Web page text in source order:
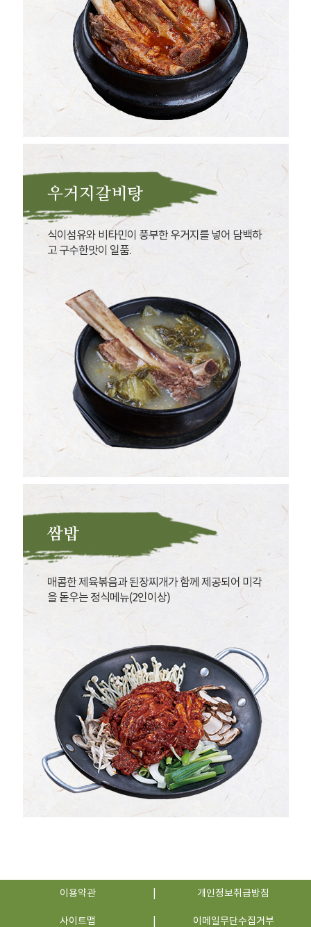
우거지갈비탕
식이섬유와 비타민이 풍부한 우거지를 넣어 담백하
고 구수한맛이 일품.
쌈밥
매콤한 제육볶음과 된장찌개가 함께 제공되어 미각
을 돋우는 정식메뉴(2인이상)
이용약관 개인정보취급방침
사이트맵 이메일무단수집거부